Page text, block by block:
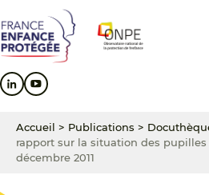
au
contenu
principal
au
menu
principal
au
pied
de
Accueil > Publications >
rapport sur la situation des pupilles
décembre 2011